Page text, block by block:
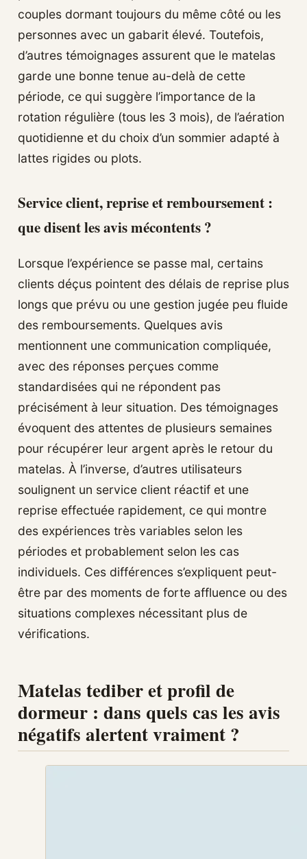
couples dormant toujours du même côté ou les
personnes avec un gabarit élevé. Toutefois,
d’autres témoignages assurent que le matelas
garde une bonne tenue au-delà de cette
période, ce qui suggère l’importance de la
rotation régulière (tous les 3 mois), de l’aération
quotidienne et du choix d’un sommier adapté à
lattes rigides ou plots.
Service client, reprise et remboursement :
que disent les avis mécontents ?
Lorsque l’expérience se passe mal, certains
clients déçus pointent des délais de reprise plus
longs que prévu ou une gestion jugée peu fluide
des remboursements. Quelques avis
mentionnent une communication compliquée,
avec des réponses perçues comme
standardisées qui ne répondent pas
précisément à leur situation. Des témoignages
évoquent des attentes de plusieurs semaines
pour récupérer leur argent après le retour du
matelas. À l’inverse, d’autres utilisateurs
soulignent un service client réactif et une
reprise effectuée rapidement, ce qui montre
des expériences très variables selon les
périodes et probablement selon les cas
individuels. Ces différences s’expliquent peut-
être par des moments de forte affluence ou des
situations complexes nécessitant plus de
vérifications.
Matelas tediber et profil de
dormeur : dans quels cas les avis
négatifs alertent vraiment ?